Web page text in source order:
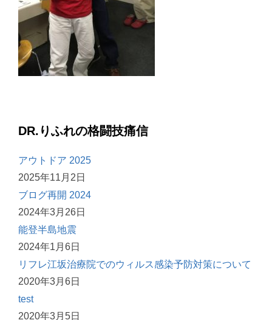
DR.りふれの格闘技痛信
アウトドア 2025
2025年11月2日
ブログ再開 2024
2024年3月26日
能登半島地震
2024年1月6日
リフレ江坂治療院でのウィルス感染予防対策について
2020年3月6日
test
2020年3月5日